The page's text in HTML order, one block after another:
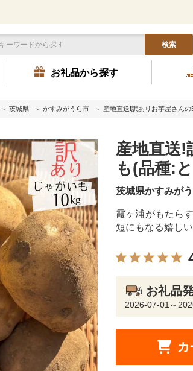
検索
お礼品から探す
茨城県 かすみがうら市 産地直送!訳ありお芋屋さん
産地直送
も(品種:
茨城県かすみが
霞ヶ浦がもたら
短にもなる嬉し
お礼品
2026-07-01～
カ